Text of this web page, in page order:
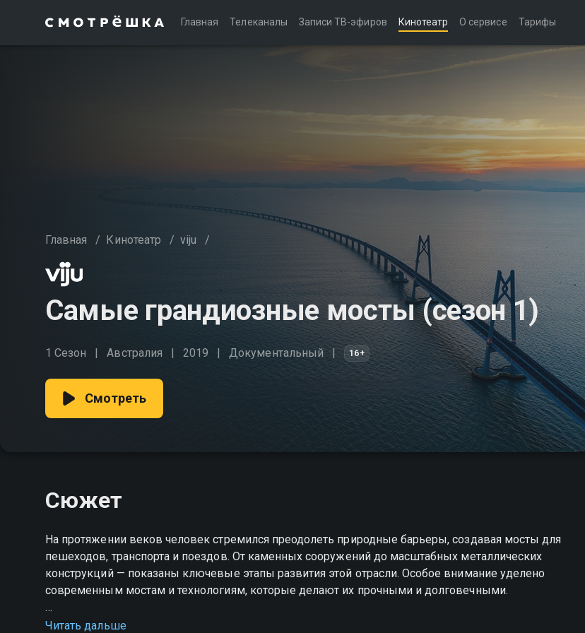
Главная Телеканалы Записи ТВ-эфиров Кинотеатр О сервисе Тарифы
Главная / Кинотеатр / viju /
Самые грандиозные мосты (сезон 1)
1 Сезон Австралия 2019 Документальный 16+
Смотреть
Сюжет
На протяжении веков человек стремился преодолеть природные барьеры, создавая мосты для
пешеходов, транспорта и поездов. От каменных сооружений до масштабных металлических
конструкций — показаны ключевые этапы развития этой отрасли. Особое внимание уделено
современным мостам и технологиям, которые делают их прочными и долговечными.
Посмотреть онлайн 1 сезон сериала Самые грандиозные мосты вы можете совершенно бесплатно в
Читать дальше